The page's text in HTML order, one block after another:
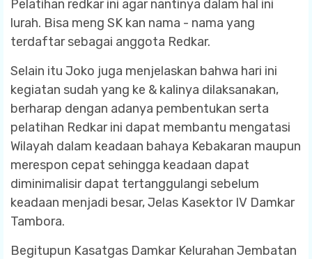
Pelatihan redkar ini agar nantinya dalam hal ini
lurah. Bisa meng SK kan nama - nama yang
terdaftar sebagai anggota Redkar.
Selain itu Joko juga menjelaskan bahwa hari ini
kegiatan sudah yang ke & kalinya dilaksanakan,
berharap dengan adanya pembentukan serta
pelatihan Redkar ini dapat membantu mengatasi
Wilayah dalam keadaan bahaya Kebakaran maupun
merespon cepat sehingga keadaan dapat
diminimalisir dapat tertanggulangi sebelum
keadaan menjadi besar, Jelas Kasektor IV Damkar
Tambora.
Begitupun Kasatgas Damkar Kelurahan Jembatan